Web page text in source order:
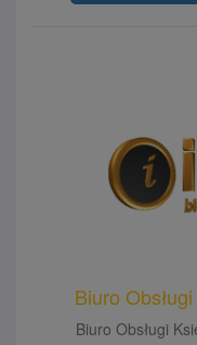
Biuro
Biuro Obsługi